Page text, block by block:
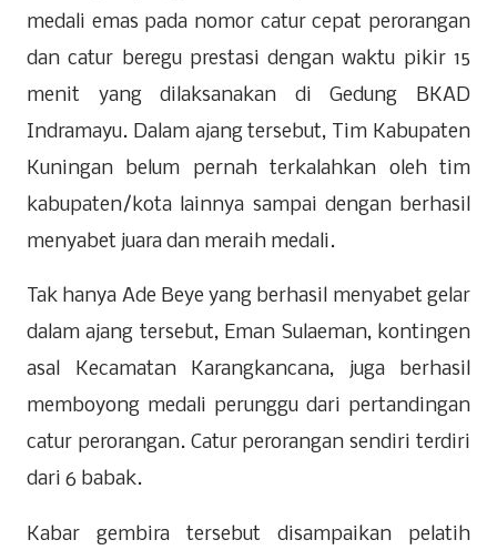
medali emas pada nomor catur cepat perorangan
dan catur beregu prestasi dengan waktu pikir 15
menit yang dilaksanakan di Gedung BKAD
Indramayu. Dalam ajang tersebut, Tim Kabupaten
Kuningan belum pernah terkalahkan oleh tim
kabupaten/kota lainnya sampai dengan berhasil
menyabet juara dan meraih medali.
Tak hanya Ade Beye yang berhasil menyabet gelar
dalam ajang tersebut, Eman Sulaeman, kontingen
asal Kecamatan Karangkancana, juga berhasil
memboyong medali perunggu dari pertandingan
catur perorangan. Catur perorangan sendiri terdiri
dari 6 babak.
Kabar gembira tersebut disampaikan pelatih